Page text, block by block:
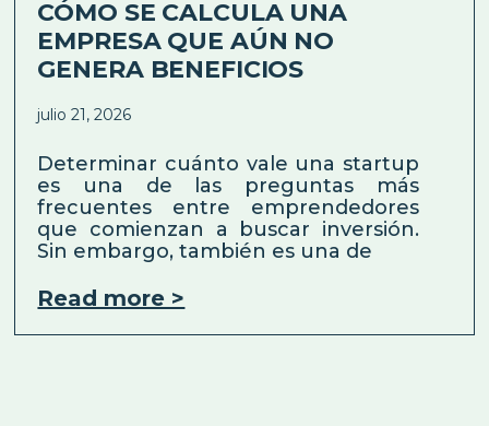
CÓMO SE CALCULA UNA
EMPRESA QUE AÚN NO
GENERA BENEFICIOS
julio 21, 2026
Determinar cuánto vale una startup
es una de las preguntas más
frecuentes entre emprendedores
que comienzan a buscar inversión.
Sin embargo, también es una de
Read more >